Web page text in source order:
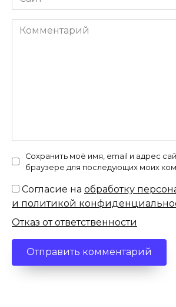
Комментарий
Сохранить моё имя, email и адрес
браузере для последующих моих
Согласие на обработку
и политикой
Отказ от ответственности